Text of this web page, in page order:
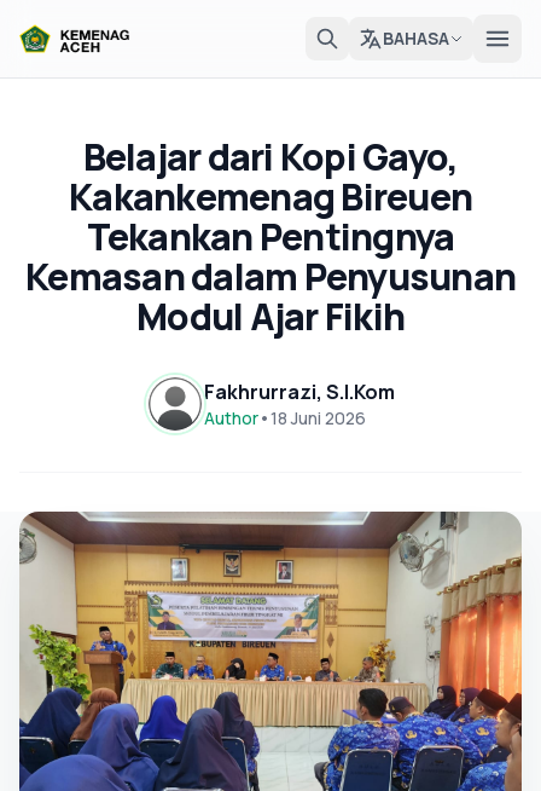
BAHASA
Belajar dari Kopi Gayo,
Kakankemenag Bireuen
Tekankan Pentingnya
Kemasan dalam Penyusunan
Modul Ajar Fikih
Fakhrurrazi, S.I.Kom
Author•18 Juni 2026